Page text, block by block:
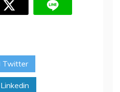
Twitter
Linkedin